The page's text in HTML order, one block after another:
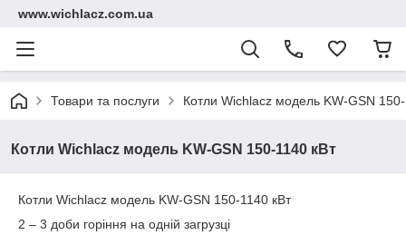
www.wichlacz.com.ua
Товари та послуги Котли Wichlacz модель KW-GSN
Котли Wichlacz модель KW-GSN 150-1140 кВт
Котли Wichlacz модель KW-GSN 150-1140 кВт
2 – 3 доби горіння на одній загрузці